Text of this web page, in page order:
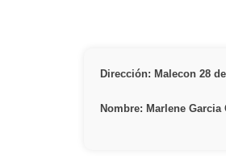
Dirección: Malecon 28
Nombre: Marlene Garcia